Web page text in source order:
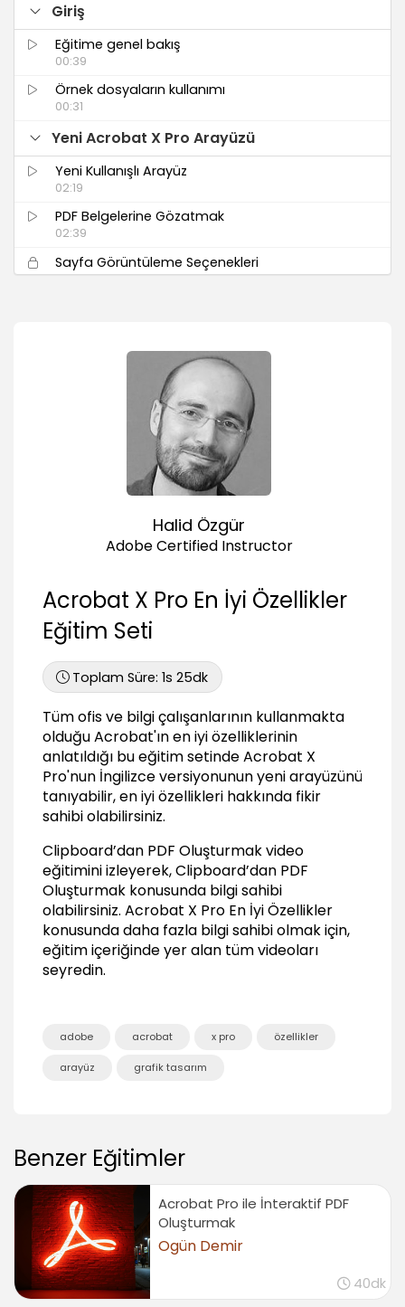
Giriş
Eğitime genel bakış
00:39
Örnek dosyaların kullanımı
00:31
Yeni Acrobat X Pro Arayüzü
Yeni Kullanışlı Arayüz
02:19
PDF Belgelerine Gözatmak
02:39
Sayfa Görüntüleme Seçenekleri
02:09
Kağıttan ve Elektronik Ortamlardan PDF’e
Kağıttan (Tarayarak) PDF Oluşturmak
Web Sayfasından PDF Oluşturmak
Clipboard’dan PDF Oluşturmak
Başka Dosyadan PDF Oluşturmak
PDF’e Dönüştürme ve İçerikte Değişiklik
Yapmak
PDF’ten Microsoft Word Belgesine Dönüştürmek
01:38
PDF’ten Microsoft Excel Belgesine Dönüştürmek
00:53
PDF Belgelerinde Metin ve Görseli Değiştirmek
03:43
PDF’e Görsel Eklemek
00:52
03:40
PDF’e Ses Eklemek
01:30
PDF’e Flash Eklemek
01:55
PDF’in İlk Görüntüleme Ayarlarını Yapmak
03:06
01:54
PDF Portfolio ile Çalışmak
01:18
PDF Portfolio’yu kaydedip Reader’da test etmek
01:18
Action Wizard
Action Wizard Kullanarak Otomatik İşlemler
Yapmak
02:04
Halid Özgür
Adobe Certified Instructor
Acrobat X Pro En İyi Özellikler
Eğitim Seti
Toplam Süre:1s 25dk
Tüm ofis ve bilgi çalışanlarının kullanmakta
olduğu Acrobat'ın en iyi özelliklerinin
anlatıldığı bu eğitim setinde Acrobat X
Pro'nun İngilizce versiyonunun yeni arayüzünü
tanıyabilir, en iyi özellikleri hakkında fikir
sahibi olabilirsiniz.
Clipboard’dan PDF Oluşturmak video
eğitimini izleyerek, Clipboard’dan PDF
Oluşturmak konusunda bilgi sahibi
olabilirsiniz. Acrobat X Pro En İyi Özellikler
konusunda daha fazla bilgi sahibi olmak için,
eğitim içeriğinde yer alan tüm videoları
seyredin.
adobe acrobat x pro özellikler
arayüz grafik tasarım
Benzer Eğitimler
Acrobat Pro ile İnteraktif PDF
Oluşturmak
Ogün Demir
40dk